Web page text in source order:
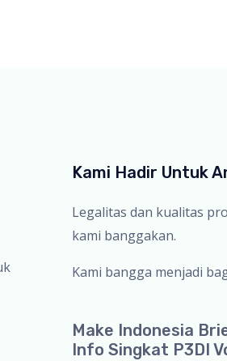
Kami Hadir Untuk
Legalitas dan kualitas
kami banggakan.
Kami bangga menjadi
Make Indonesia
Info Singkat P3DI